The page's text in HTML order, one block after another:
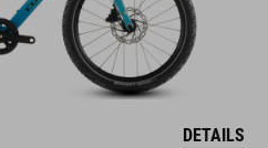
DETAILS